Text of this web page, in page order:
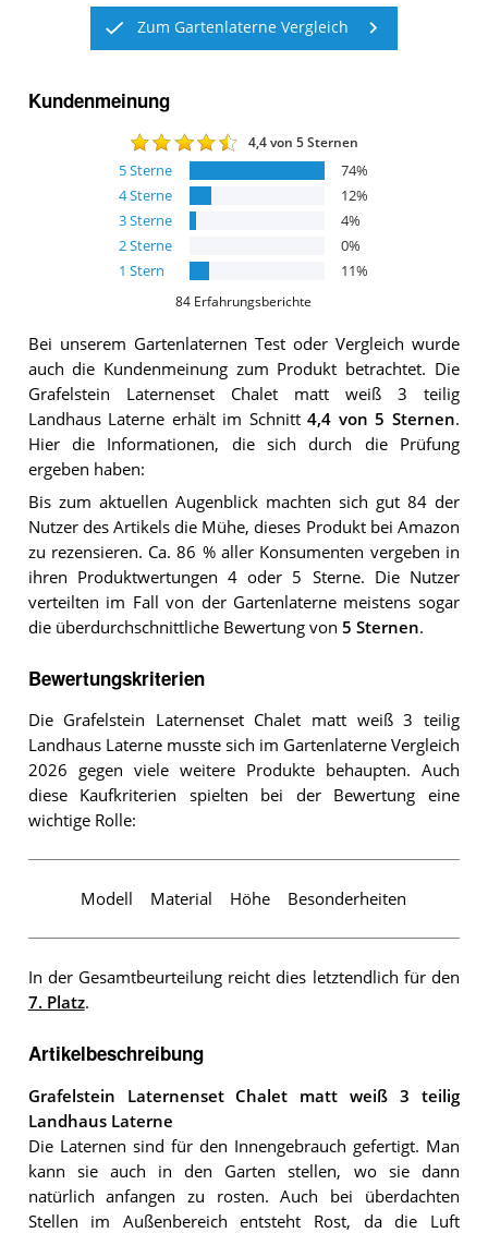
Zum Gartenlaterne Vergleich
Kundenmeinung
4,4von 5 Sternen
5Sterne 74%
4Sterne 12%
3Sterne 4%
2Sterne 0%
1 Stern 11%
84 Erfahrungsberichte
Bei unserem Gartenlaternen Test oder Vergleich wurde
auch die Kundenmeinung zum Produkt betrachtet. Die
Grafelstein Laternenset Chalet matt weiß 3 teilig
Landhaus Laterne erhält im Schnitt4,4 von 5 Sternen.
Hier die Informationen, die sich durch die Prüfung
ergeben haben:
Bis zum aktuellen Augenblick machten sich gut 84 der
Nutzer des Artikels die Mühe, dieses Produkt bei Amazon
zu rezensieren. Ca. 86 % aller Konsumenten vergeben in
ihren Produktwertungen 4 oder 5 Sterne. Die Nutzer
verteilten im Fall von der Gartenlaterne meistens sogar
die überdurchschnittliche Bewertung von 5 Sternen.
Bewertungskriterien
Die Grafelstein Laternenset Chalet matt weiß 3 teilig
Landhaus Laterne musste sich im Gartenlaterne Vergleich
2026 gegen viele weitere Produkte behaupten. Auch
diese Kaufkriterien spielten bei der Bewertung eine
wichtige Rolle:
Modell Material Höhe Besonderheiten
In der Gesamtbeurteilung reicht dies letztendlich für den
7. Platz.
Artikelbeschreibung
Grafelstein Laternenset Chalet matt weiß 3 teilig
Landhaus Laterne
Die Laternen sind für den Innengebrauch gefertigt. Man
kann sie auch in den Garten stellen, wo sie dann
natürlich anfangen zu rosten. Auch bei überdachten
Stellen im Außenbereich entsteht Rost, da die Luft